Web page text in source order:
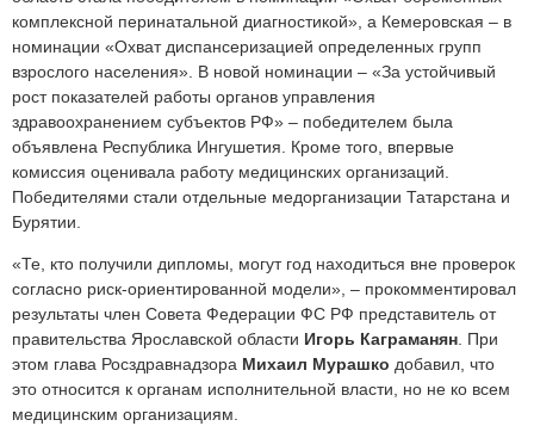
комплексной перинатальной диагностикой», а Кемеровская – в
номинации «Охват диспансеризацией определенных групп
взрослого населения». В новой номинации – «За устойчивый
рост показателей работы органов управления
здравоохранением субъектов РФ» – победителем была
объявлена Республика Ингушетия. Кроме того, впервые
комиссия оценивала работу медицинских организаций.
Победителями стали отдельные медорганизации Татарстана и
Бурятии.
«Те, кто получили дипломы, могут год находиться вне проверок
согласно риск-ориентированной модели», – прокомментировал
результаты член Совета Федерации ФС РФ представитель от
правительства Ярославской области Игорь Каграманян . При
этом глава Росздравнадзора Михаил Мурашко добавил, что
это относится к органам исполнительной власти, но не ко всем
медицинским организациям.